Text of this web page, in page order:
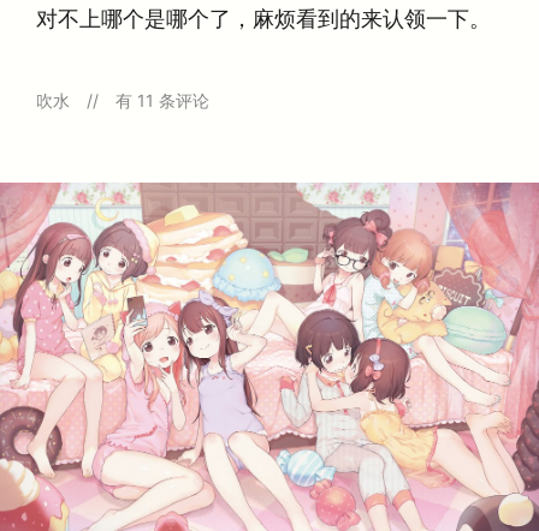
对不上哪个是哪个了，麻烦看到的来认领一下。
吹水
R
i
n
主
题
更
新
至
3
.
0
.
有 11 条评论